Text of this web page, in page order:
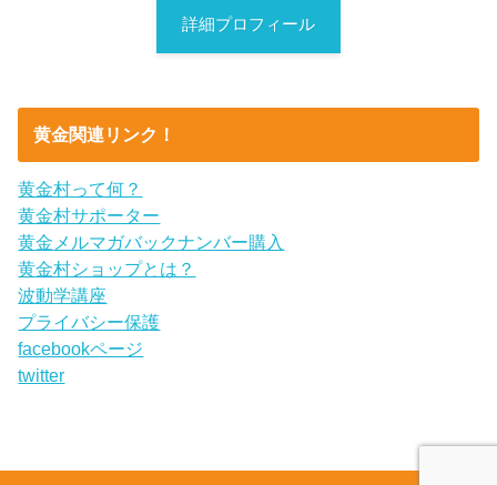
詳細プロフィール
黄金関連リンク！
黄金村って何？
黄金村サポーター
黄金メルマガバックナンバー購入
黄金村ショップとは？
波動学講座
プライバシー保護
facebookページ
twitter